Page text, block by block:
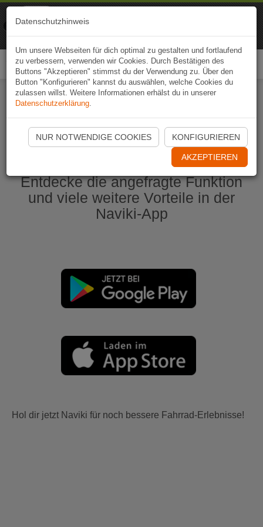
Naviki App jetzt öffnen
Entdecke die angefragte Funktion
und viele weitere Vorteile in der
Naviki-App
Hol dir jetzt Naviki für noch bessere Fahrrad-Erlebnisse!
Datenschutzhinweis
Um unsere Webseiten für dich optimal zu gestalten und fortlaufend
zu verbessern, verwenden wir Cookies. Durch Bestätigen des
Buttons "Akzeptieren" stimmst du der Verwendung zu. Über den
Button "Konfigurieren" kannst du auswählen, welche Cookies du
zulassen willst. Weitere Informationen erhälst du in unserer
Datenschutzerklärung.
NUR NOTWENDIGE COOKIES KONFIGURIEREN
AKZEPTIEREN
Naviki